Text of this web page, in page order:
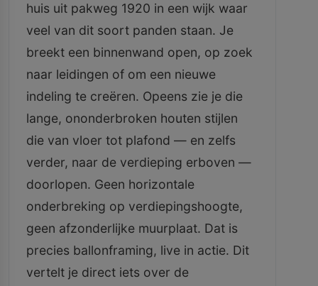
huis uit pakweg 1920 in een wijk waar
veel van dit soort panden staan. Je
breekt een binnenwand open, op zoek
naar leidingen of om een nieuwe
indeling te creëren. Opeens zie je die
lange, ononderbroken houten stijlen
die van vloer tot plafond — en zelfs
verder, naar de verdieping erboven —
doorlopen. Geen horizontale
onderbreking op verdiepingshoogte,
geen afzonderlijke muurplaat. Dat is
precies ballonframing, live in actie. Dit
vertelt je direct iets over de